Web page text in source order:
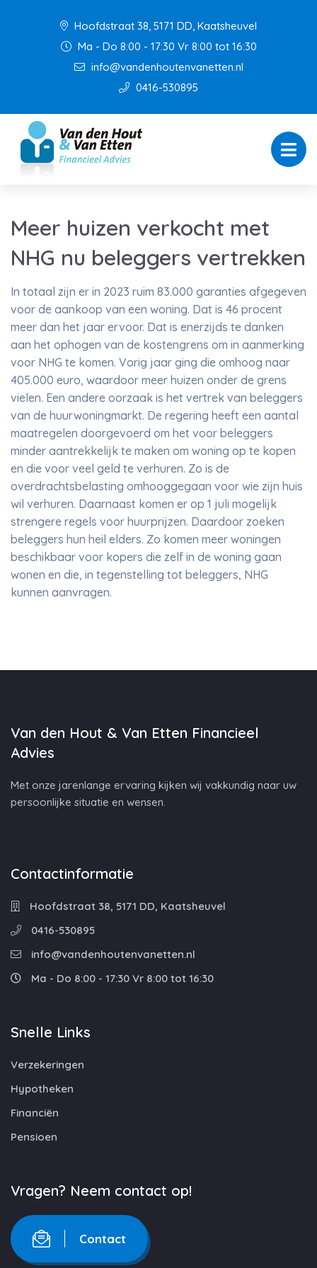
Hoofdstraat 38, 5171 DD, Kaatsheuvel
Ma - Do 8:00 - 17:30 Vr 8:00 tot 16:30
info@vandenhoutenvanetten.nl
0416-530895
Meer huizen verkocht met
NHG nu beleggers vertrekken
In totaal zijn er in 2023 ruim 83.000 garanties afgegeven
voor de aankoop van een woning. Dat is 46 procent
meer dan het jaar ervoor. Dat is enerzijds te danken
aan het ophogen van de kostengrens om in aanmerking
voor NHG te komen. Vorig jaar ging die omhoog naar
405.000 euro, waardoor meer huizen onder de grens
vielen. Een andere oorzaak is het vertrek van beleggers
van de huurwoningmarkt. De regering heeft een aantal
maatregelen doorgevoerd om het voor beleggers
minder aantrekkelijk te maken om woning op te kopen
en die voor veel geld te verhuren. Zo is de
overdrachtsbelasting omhooggegaan voor wie zijn huis
wil verhuren. Daarnaast komen er op 1 juli mogelijk
strengere regels voor huurprijzen. Daardoor zoeken
beleggers hun heil elders. Zo komen meer woningen
beschikbaar voor kopers die zelf in de woning gaan
wonen en die, in tegenstelling tot beleggers, NHG
kunnen aanvragen.
Van den Hout & Van Etten Financieel
Advies
Met onze jarenlange ervaring kijken wij vakkundig naar uw
persoonlijke situatie en wensen.
Contactinformatie
Hoofdstraat 38, 5171 DD, Kaatsheuvel
0416-530895
info@vandenhoutenvanetten.nl
Ma - Do 8:00 - 17:30 Vr 8:00 tot 16:30
Snelle Links
Verzekeringen
Hypotheken
Financiën
Pensioen
Vragen? Neem contact op!
Contact